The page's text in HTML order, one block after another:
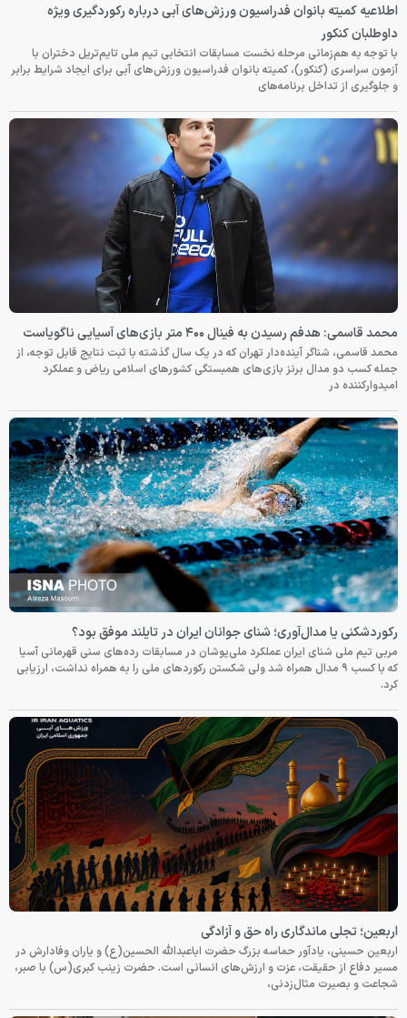
اطلاعیه کمیته بانوان فدراسیون ورزش‌های آبی درباره رکوردگیری ویژه
داوطلبان کنکور
با توجه به هم‌زمانی مرحله نخست مسابقات انتخابی تیم ملی تایم‌تریل دختران با
آزمون سراسری (کنکور)، کمیته بانوان فدراسیون ورزش‌های آبی برای ایجاد شرایط برابر
و جلوگیری از تداخل برنامه‌های
محمد قاسمی: هدفم رسیدن به فینال ۴۰۰ متر بازی‌های آسیایی ناگویاست
محمد قاسمی، شناگر آینده‌دار تهران که در یک سال گذشته با ثبت نتایج قابل توجه، از
جمله کسب دو مدال برنز بازی‌های همبستگی کشورهای اسلامی ریاض و عملکرد
امیدوارکننده در
رکوردشکنی یا مدال‌آوری؛ شنای جوانان ایران در تایلند موفق بود؟
مربی تیم ملی شنای ایران عملکرد ملی‌پوشان در مسابقات رده‌های سنی قهرمانی آسیا
که با کسب ۹ مدال همراه شد ولی شکستن رکوردهای ملی را به همراه نداشت، ارزیابی
کرد.
اربعین؛ تجلی ماندگاری راه حق و آزادگی
اربعین حسینی، یادآور حماسه بزرگ حضرت اباعبدالله الحسین(ع) و یاران وفادارش در
مسیر دفاع از حقیقت، عزت و ارزش‌های انسانی است. حضرت زینب کبری(س) با صبر،
شجاعت و بصیرت مثال‌زدنی،